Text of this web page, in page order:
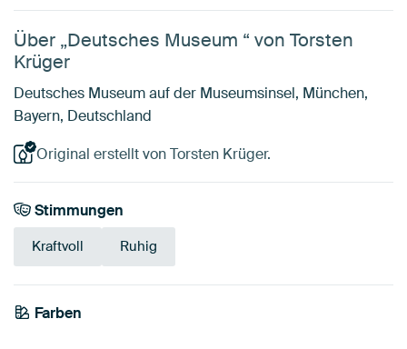
Über „Deutsches Museum “ von Torsten
Krüger
Deutsches Museum auf der Museumsinsel, München,
Bayern, Deutschland
Original erstellt von Torsten Krüger.
Stimmungen
Kraftvoll Ruhig
Farben
Blau
Grün